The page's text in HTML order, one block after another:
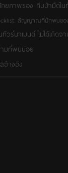
กยภาพของ ทีมม้ามืดใ
สัญญาณที่มักพบขอ
ทัวร์นาเมนต์ ไม่ได้เกิด
ามที่พบบ่อย
อ้างอิง